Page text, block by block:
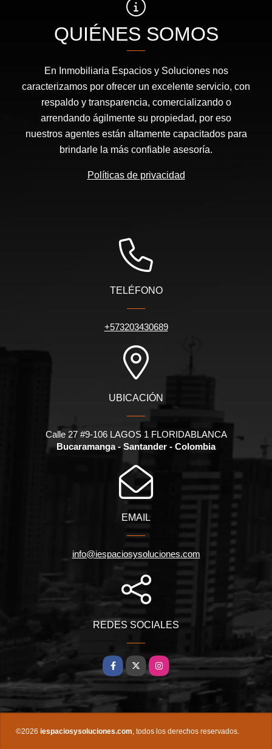
QUIÉNES SOMOS
En Inmobiliaria Espacios y Soluciones nos
caracterizamos por ofrecer un excelente servicio, con
respaldo y transparencia, comercializando o
arrendando ágilmente su propiedad, por eso
nuestros agentes están altamente capacitados para
brindarle la más confiable asesoría.
Políticas de privacidad
TELÉFONO
+573203430689
UBICACIÓN
Calle 27 #9-106 LAGOS 1 FLORIDABLANCA
Bucaramanga - Santander - Colombia
EMAIL
info@iespaciosysoluciones.com
REDES SOCIALES
Facebook
X Instagram
©2026 iespaciosysoluciones.com, todos los derechos reservados.